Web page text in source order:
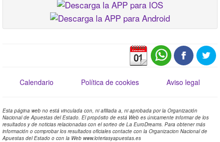
Calendario Política de cookies Aviso legal
Esta página web no está vinculada con, ni afiliada a, ni aprobada por la Organización
Nacional de Apuestas del Estado. El propósito de está Web es únicamente informar de los
resultados y de noticias relacionadas con el sorteo de La EuroDreams. Para obtener más
información o comprobar los resultados oficiales contacte con la Organizacion Nacional de
Apuestas del Estado o con la Web www.loteriasyapuestas.es